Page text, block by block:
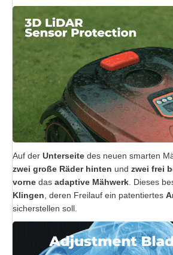
Auf der Unterseite des neuen smarten
zwei große Räder hinten und zwei frei
vorne das adaptive Mähwerk . Dieses
Klingen , deren Freilauf ein patentiertes
sicherstellen soll.